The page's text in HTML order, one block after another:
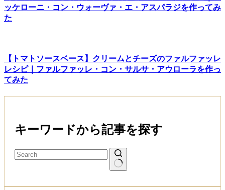
ッケローニ・コン・ウォーヴァ・エ・アスパラジを作ってみ
た
【トマトソースベース】クリームとチーズのファルファッレ
レシピ｜ファルファッレ・コン・サルサ・アウローラを作っ
てみた
キーワードから記事を探す